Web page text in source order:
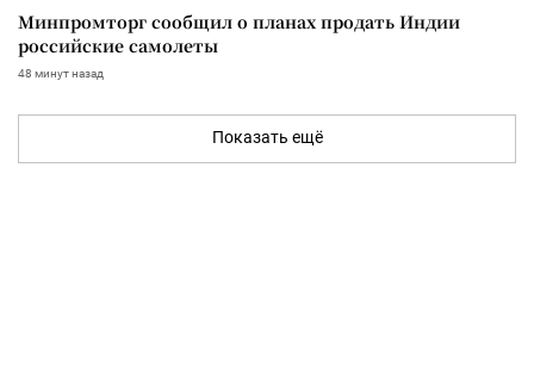
Минпромторг сообщил о планах продать Индии
российские самолеты
48 минут назад
Показать ещё